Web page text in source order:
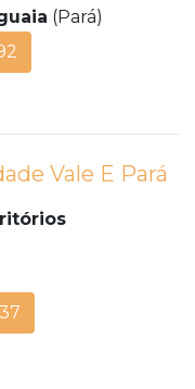
(Pará)
Vale E Pará